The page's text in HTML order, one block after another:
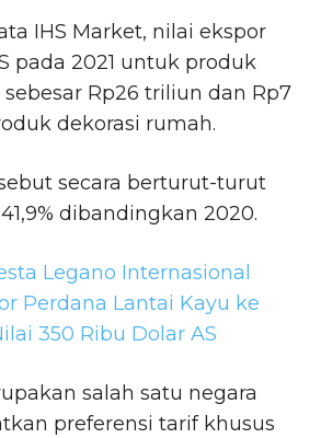
IHS Market, nilai ekspor
pada 2021 untuk produk
Rp26 triliun dan Rp7
dekorasi rumah.
secara berturut-turut
dibandingkan 2020.
Legano Internasional
Perdana Lantai Kayu ke
350 Ribu Dolar AS
salah satu negara
preferensi tarif khusus